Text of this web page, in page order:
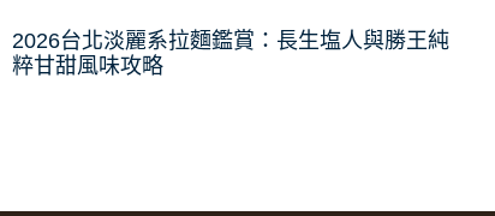
2026台北淡麗系拉麵鑑賞：長生塩人與勝王純
粹甘甜風味攻略